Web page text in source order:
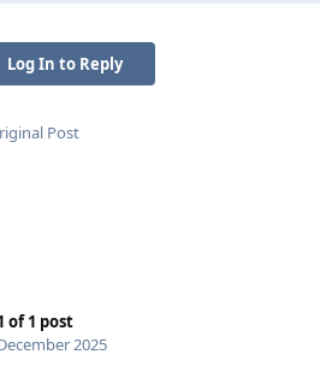
Log In to Reply
Post
of1 post
2025